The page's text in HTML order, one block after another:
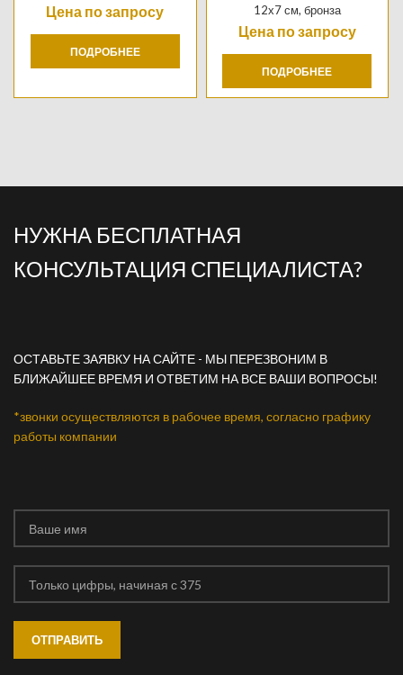
Цена по запросу
ПОДРОБНЕЕ
12х7 см, бронза
Цена по запросу
ПОДРОБНЕЕ
НУЖНА БЕСПЛАТНАЯ
КОНСУЛЬТАЦИЯ СПЕЦИАЛИСТА?
ОСТАВЬТЕ ЗАЯВКУ НА САЙТЕ - МЫ ПЕРЕЗВОНИМ В
БЛИЖАЙШЕЕ ВРЕМЯ И ОТВЕТИМ НА ВСЕ ВАШИ ВОПРОСЫ!
*звонки осуществляются в рабочее время, согласно графику
работы компании